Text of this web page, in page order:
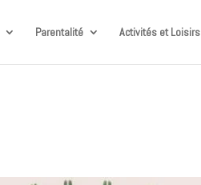
Parentalité Activités et Loisirs